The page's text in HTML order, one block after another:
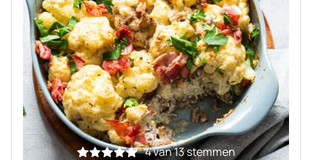
4van13stemmen